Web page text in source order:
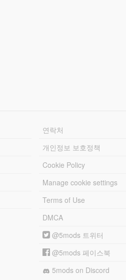
연락처
개인정보 보호정책
Cookie Policy
Manage cookie settings
Terms of Use
DMCA
@5mods 트위터
@5mods 페이스북
5mods on Discord